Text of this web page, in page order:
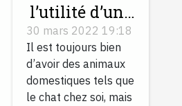
l’utilité d’une
chatière avec
puce
électronique ?
30 mars 2022 19:18
Il est toujours bien
d’avoir des animaux
domestiques tels que
le chat chez soi, mais